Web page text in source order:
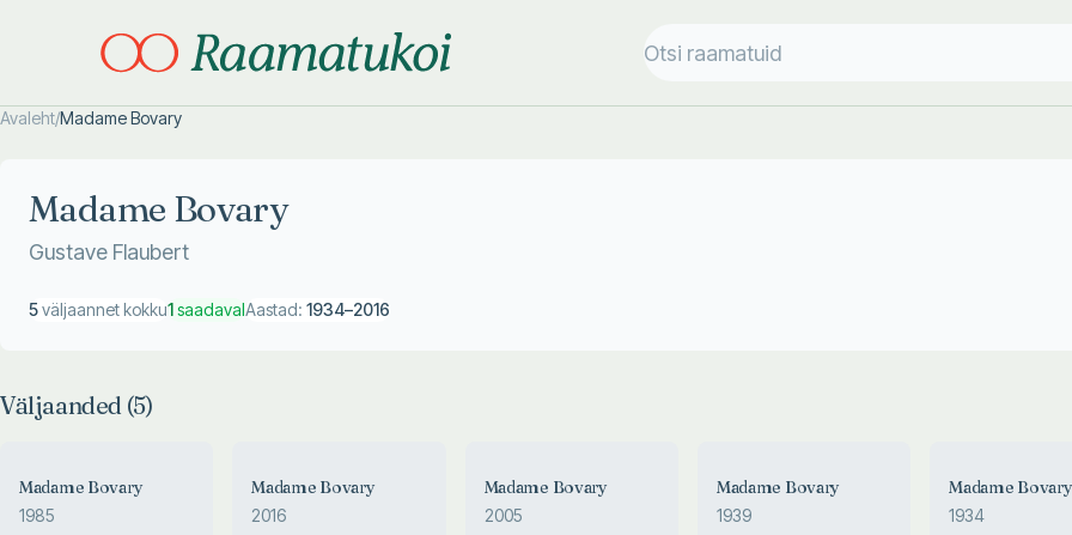
Avaleht/Madame Bovary
Madame Bovary
Gustave Flaubert
5väljaannet kokku1saadavalAastad: 1934–2016
Väljaanded (5)
Madame Bovary
1985
Madame Bovary
2016
Madame Bovary
2005
Madame Bovary
1939
Madame Bovary
1934